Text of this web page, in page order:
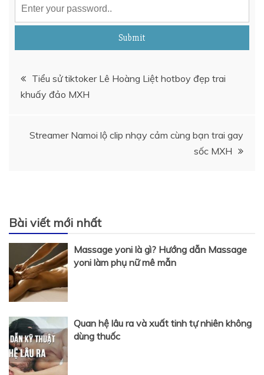
Submit
Điều
hướng
bài
Tiểu sử tiktoker Lê Hoàng Liệt hotboy đẹp trai
khuấy đảo MXH
Streamer Namoi lộ clip nhạy cảm cùng bạn trai gay
sốc MXH
Bài viết mới nhất
Massage yoni là gì? Hướng dẫn Massage
yoni làm phụ nữ mê mẫn
Quan hệ lâu ra và xuất tinh tự nhiên không
dùng thuốc